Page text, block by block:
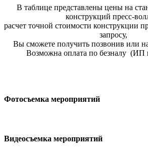
В таблице представлены цены на
конструкций пресс-
расчет точной стоимости конструкции
запросу,
Вы сможете получить позвонив или
Возможна оплата по безналу
Фотосъемка мероприятий
Видеосъемка мероприятий